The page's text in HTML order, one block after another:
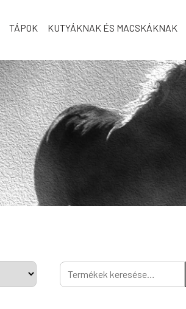
TÁPOK KUTYÁKNAK ÉS MACSKÁKNAK
Keresés
a